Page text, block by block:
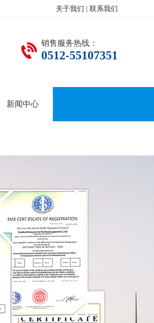
关于我们 联系我们
销售服务热线：
0512-55107351
新闻中心